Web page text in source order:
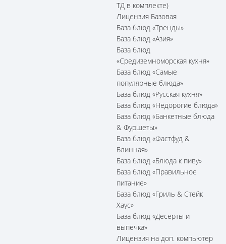
ТД в комплекте)
Лицензия Базовая
База блюд «Тренды»
База блюд «Азия»
База блюд
«Средиземноморская кухня»
База блюд «Самые
популярные блюда»
База блюд «Русская кухня»
База блюд «Недорогие блюда»
База блюд «Банкетные блюда
& Фуршеты»
База блюд «Фастфуд &
Блинная»
База блюд «Блюда к пиву»
База блюд «Правильное
питание»
База блюд «Гриль & Стейк
Хаус»
База блюд «Десерты и
выпечка»
Лицензия на доп. компьютер